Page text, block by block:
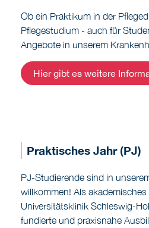
Hier gibt es weitere
willkommen! Als
fundierte und praxisnahe
Niveau.
Freue Dich auf ein PJ-Tertial in